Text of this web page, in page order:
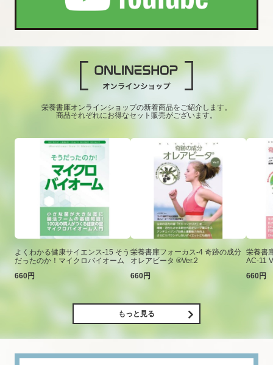
栄養書庫オンラインショップの新着商品をご紹介します。
商品それぞれにお得なセット販売がございます。
よくわかる健康サイエンス-15 そう
だったのか！マイクロバイオーム
660円
栄養書庫フォーカス-4 奇跡の成分
オレアビータ ®Ver.2
660円
栄養書
AC-11
660円
もっと見る